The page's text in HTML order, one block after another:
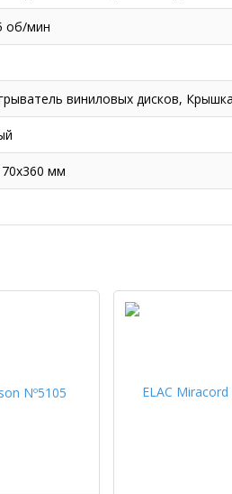
об/мин
виниловых дисков,
мм